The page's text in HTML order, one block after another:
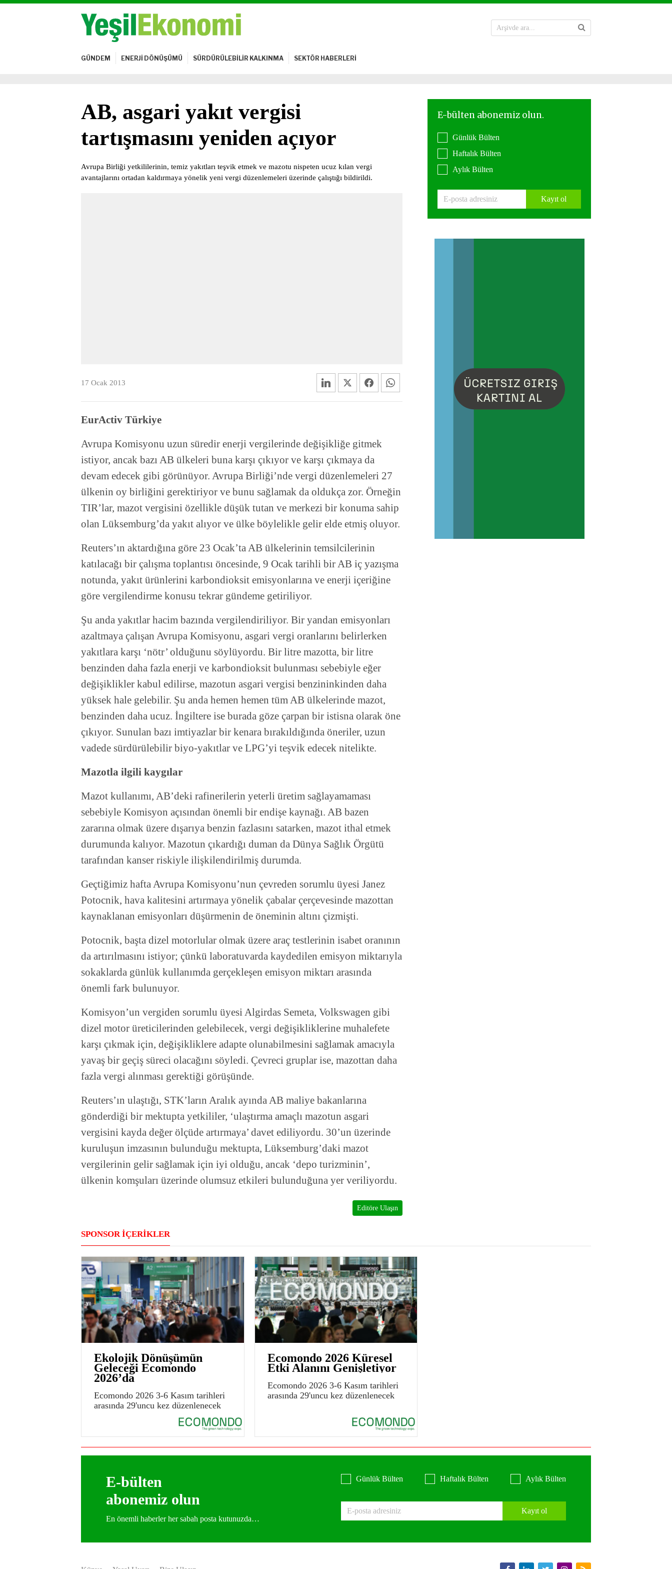
GÜNDEM ENERJİ DÖNÜŞÜMÜ SÜRDÜRÜLEBİLİR KALKINMA SEKTÖR HABERLERİ
AB, asgari yakıt vergisi
tartışmasını yeniden açıyor
Avrupa Birliği yetkililerinin, temiz yakıtları teşvik etmek ve mazotu nispeten ucuz kılan vergi
avantajlarını ortadan kaldırmaya yönelik yeni vergi düzenlemeleri üzerinde çalıştığı bildirildi.
17 Ocak 2013
EurActiv Türkiye
Avrupa Komisyonu uzun süredir enerji vergilerinde değişikliğe gitmek
istiyor, ancak bazı AB ülkeleri buna karşı çıkıyor ve karşı çıkmaya da
devam edecek gibi görünüyor. Avrupa Birliği’nde vergi düzenlemeleri 27
ülkenin oy birliğini gerektiriyor ve bunu sağlamak da oldukça zor. Örneğin
TIR’lar, mazot vergisini özellikle düşük tutan ve merkezi bir konuma sahip
olan Lüksemburg’da yakıt alıyor ve ülke böylelikle gelir elde etmiş oluyor.
Reuters’ın aktardığına göre 23 Ocak’ta AB ülkelerinin temsilcilerinin
katılacağı bir çalışma toplantısı öncesinde, 9 Ocak tarihli bir AB iç yazışma
notunda, yakıt ürünlerini karbondioksit emisyonlarına ve enerji içeriğine
göre vergilendirme konusu tekrar gündeme getiriliyor.
Şu anda yakıtlar hacim bazında vergilendiriliyor. Bir yandan emisyonları
azaltmaya çalışan Avrupa Komisyonu, asgari vergi oranlarını belirlerken
yakıtlara karşı ‘nötr’ olduğunu söylüyordu. Bir litre mazotta, bir litre
benzinden daha fazla enerji ve karbondioksit bulunması sebebiyle eğer
değişiklikler kabul edilirse, mazotun asgari vergisi benzininkinden daha
yüksek hale gelebilir. Şu anda hemen hemen tüm AB ülkelerinde mazot,
benzinden daha ucuz. İngiltere ise burada göze çarpan bir istisna olarak öne
çıkıyor. Sunulan bazı imtiyazlar bir kenara bırakıldığında öneriler, uzun
vadede sürdürülebilir biyo-yakıtlar ve LPG’yi teşvik edecek nitelikte.
Mazotla ilgili kaygılar
Mazot kullanımı, AB’deki rafinerilerin yeterli üretim sağlayamaması
sebebiyle Komisyon açısından önemli bir endişe kaynağı. AB bazen
zararına olmak üzere dışarıya benzin fazlasını satarken, mazot ithal etmek
durumunda kalıyor. Mazotun çıkardığı duman da Dünya Sağlık Örgütü
tarafından kanser riskiyle ilişkilendirilmiş durumda.
Geçtiğimiz hafta Avrupa Komisyonu’nun çevreden sorumlu üyesi Janez
Potocnik, hava kalitesini artırmaya yönelik çabalar çerçevesinde mazottan
kaynaklanan emisyonları düşürmenin de öneminin altını çizmişti.
Potocnik, başta dizel motorlular olmak üzere araç testlerinin isabet oranının
da artırılmasını istiyor; çünkü laboratuvarda kaydedilen emisyon miktarıyla
sokaklarda günlük kullanımda gerçekleşen emisyon miktarı arasında
önemli fark bulunuyor.
Komisyon’un vergiden sorumlu üyesi Algirdas Semeta, Volkswagen gibi
dizel motor üreticilerinden gelebilecek, vergi değişikliklerine muhalefete
karşı çıkmak için, değişikliklere adapte olunabilmesini sağlamak amacıyla
yavaş bir geçiş süreci olacağını söyledi. Çevreci gruplar ise, mazottan daha
fazla vergi alınması gerektiği görüşünde.
Reuters’ın ulaştığı, STK’ların Aralık ayında AB maliye bakanlarına
gönderdiği bir mektupta yetkililer, ‘ulaştırma amaçlı mazotun asgari
vergisini kayda değer ölçüde artırmaya’ davet ediliyordu. 30’un üzerinde
kuruluşun imzasının bulunduğu mektupta, Lüksemburg’daki mazot
vergilerinin gelir sağlamak için iyi olduğu, ancak ‘depo turizminin’,
ülkenin komşuları üzerinde olumsuz etkileri bulunduğuna yer veriliyordu.
Editöre Ulaşın
Günlük Bülten
Haftalık Bülten
Aylık Bülten
Kayıt ol
SPONSOR İÇERİKLER
Ekolojik Dönüşümün
Geleceği Ecomondo
2026’da
Ecomondo 2026 3-6 Kasım tarihleri
arasında 29'uncu kez düzenlenecek
Ecomondo 2026 Küresel
Etki Alanını Genişletiyor
Ecomondo 2026 3-6 Kasım tarihleri
arasında 29'uncu kez düzenlenecek
E-bülten
abonemiz olun
En önemli haberler her sabah posta kutunuzda…
Günlük Bülten Haftalık Bülten Aylık Bülten
Kayıt ol